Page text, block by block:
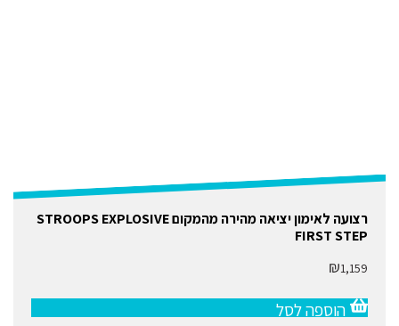
רצועה לאימון יציאה מהירה מהמקום STROOPS EXPLOSIVE
FIRST STEP
₪1,159
הוספה לסל